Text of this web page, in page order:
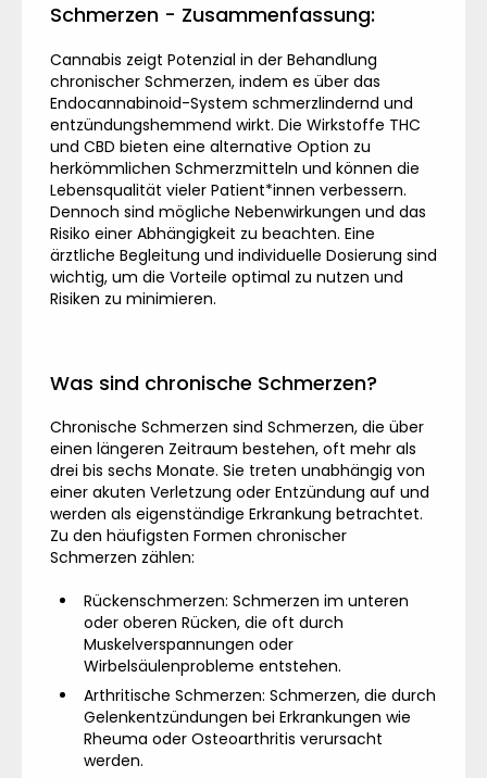
Schmerzen - Zusammenfassung:
Cannabis zeigt Potenzial in der Behandlung
chronischer Schmerzen, indem es über das
Endocannabinoid-System schmerzlindernd und
entzündungshemmend wirkt. Die Wirkstoffe THC
und CBD bieten eine alternative Option zu
herkömmlichen Schmerzmitteln und können die
Lebensqualität vieler Patient*innen verbessern.
Dennoch sind mögliche Nebenwirkungen und das
Risiko einer Abhängigkeit zu beachten. Eine
ärztliche Begleitung und individuelle Dosierung sind
wichtig, um die Vorteile optimal zu nutzen und
Risiken zu minimieren.
Was sind chronische Schmerzen?
Chronische Schmerzen sind Schmerzen, die über
einen längeren Zeitraum bestehen, oft mehr als
drei bis sechs Monate. Sie treten unabhängig von
einer akuten Verletzung oder Entzündung auf und
werden als eigenständige Erkrankung betrachtet.
Zu den häufigsten Formen chronischer
Schmerzen zählen:
Rückenschmerzen: Schmerzen im unteren
oder oberen Rücken, die oft durch
Muskelverspannungen oder
Wirbelsäulenprobleme entstehen.
Arthritische Schmerzen: Schmerzen, die durch
Gelenkentzündungen bei Erkrankungen wie
Rheuma oder Osteoarthritis verursacht
werden.